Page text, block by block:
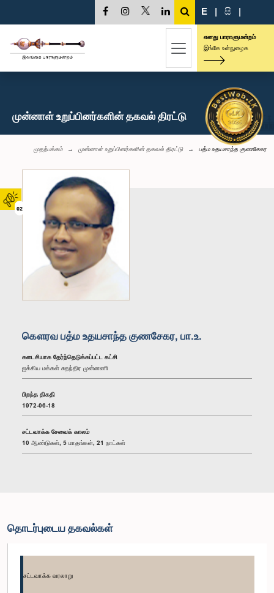
02
E | සි |
எனது பாராளுமன்றம்
இங்கே உள்நுழைக
முன்னாள் உறுப்பினர்களின் தகவல் திரட்டு
முதற்பக்கம் முன்னாள் உறுப்பினர்களின் தகவல் திரட்டு பத்ம உதயசாந்த குணசேகர
கௌரவ பத்ம உதயசாந்த குணசேகர, பா.உ.
கடைசியாக தேர்ந்தெடுக்கப்பட்ட கட்சி
ஐக்கிய மக்கள் சுதந்திர முன்னணி
பிறந்த திகதி
1972-06-18
சட்டவாக்க சேவைக் காலம்
10 ஆண்டுகள், 5 மாதங்கள், 21 நாட்கள்
தொடர்புடைய தகவல்கள்
சட்டவாக்க வரலாறு